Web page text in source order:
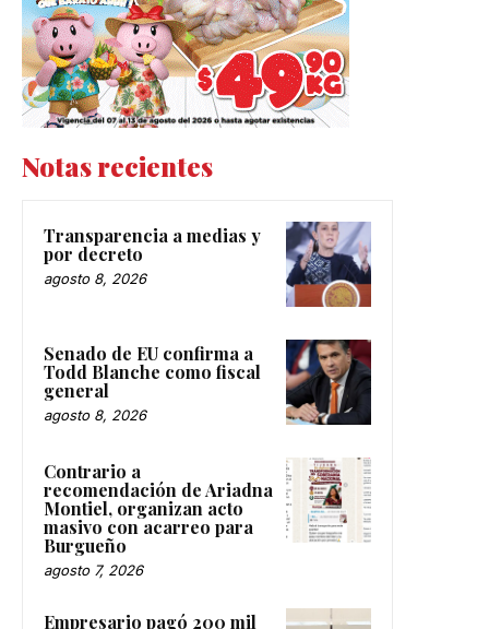
Notas recientes
Transparencia a medias y
por decreto
agosto 8, 2026
Senado de EU confirma a
Todd Blanche como fiscal
general
agosto 8, 2026
Contrario a
recomendación de Ariadna
Montiel, organizan acto
masivo con acarreo para
Burgueño
agosto 7, 2026
Empresario pagó 200 mil